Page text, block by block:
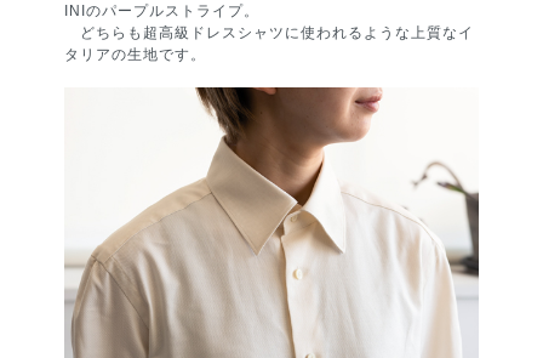
INIのパープルストライプ。
どちらも超高級ドレスシャツに使われるような上質なイ
タリアの生地です。